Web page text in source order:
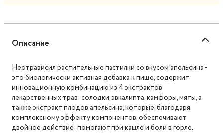
Описание
Неотрависил растительные пастилки со вкусом апельсина -
это биологически активная добавка к пище, содержит
инновационную комбинацию из 4 экстрактов
лекарственных трав: солодки, эвкалипта, камфоры, мяты, а
также экстракт плодов апельсина, которые, благодаря
комплексному эффекту компонентов, обеспечивают
двойное действие: помогают при кашле и боли в горле.